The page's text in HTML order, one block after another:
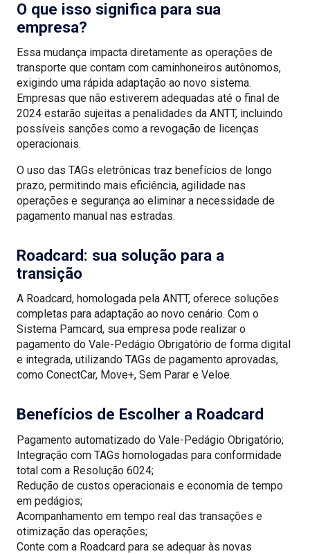
O que isso significa para sua
empresa?
Essa mudança impacta diretamente as operações de
transporte que contam com caminhoneiros autônomos,
exigindo uma rápida adaptação ao novo sistema.
Empresas que não estiverem adequadas até o final de
2024 estarão sujeitas a penalidades da ANTT, incluindo
possíveis sanções como a revogação de licenças
operacionais.
O uso das TAGs eletrônicas traz benefícios de longo
prazo, permitindo mais eficiência, agilidade nas
operações e segurança ao eliminar a necessidade de
pagamento manual nas estradas.
Roadcard: sua solução para a
transição
A Roadcard, homologada pela ANTT, oferece soluções
completas para adaptação ao novo cenário. Com o
Sistema Pamcard, sua empresa pode realizar o
pagamento do Vale-Pedágio Obrigatório de forma digital
e integrada, utilizando TAGs de pagamento aprovadas,
como ConectCar, Move+, Sem Parar e Veloe.
Benefícios de Escolher a Roadcard
Pagamento automatizado do Vale-Pedágio Obrigatório;
Integração com TAGs homologadas para conformidade
total com a Resolução 6024;
Redução de custos operacionais e economia de tempo
em pedágios;
Acompanhamento em tempo real das transações e
otimização das operações;
Conte com a Roadcard para se adequar às novas